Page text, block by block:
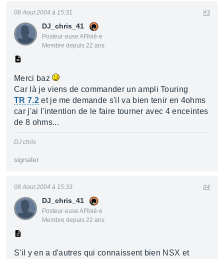
DJ_chris_41
Posteur·euse AFfolé·e
Membre depuis 22 ans
08 Aout 2004 à 15:31 #3
Merci baz
Car là je viens de commander un ampli Touring
TR 7.2et je me demande s'il va bien tenir en 4ohms
car j'ai l'intention de le faire tourner avec 4 enceintes
de 8 ohms...
DJ chris
signaler
DJ_chris_41
Posteur·euse AFfolé·e
Membre depuis 22 ans
08 Aout 2004 à 15:33 #4
S'il y en a d'autres qui connaissent bien NSX et